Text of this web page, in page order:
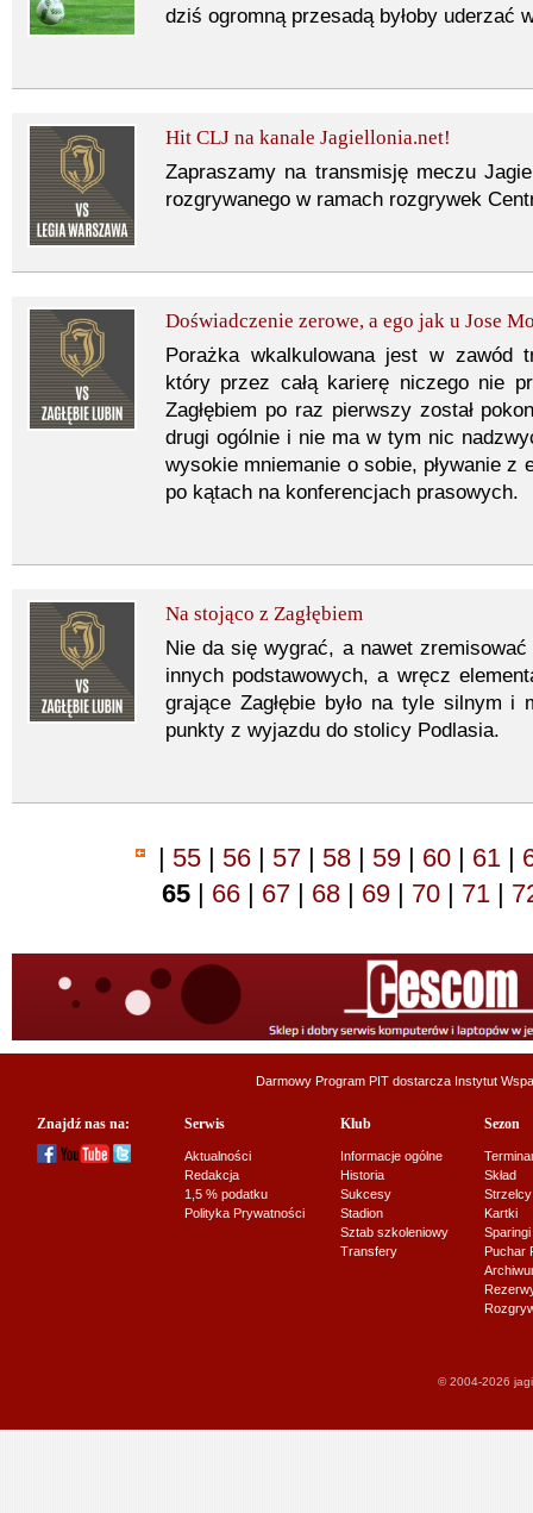
dziś ogromną przesadą byłoby uderzać
Hit CLJ na kanale Jagiellonia.net!
Zapraszamy na transmisję meczu
rozgrywanego w ramach rozgrywek
Doświadczenie zerowe, a ego jak u Jose
Porażka wkalkulowana jest w zawód
który przez całą karierę niczego nie
Zagłębiem po raz pierwszy został
drugi ogólnie i nie ma w tym nic
wysokie mniemanie o sobie, pływanie
po kątach na konferencjach prasowych.
Na stojąco z Zagłębiem
Nie da się wygrać, a nawet
innych podstawowych, a wręcz
grające Zagłębie było na tyle silnym
punkty z wyjazdu do stolicy Podlasia.
| 55 | 56 | 57 | 58 | 59 | 60 | 61 |
65 | 66 | 67 | 68 | 69 | 70 | 71 |
Darmowy Program PIT dostarcza Instytut
Znajdź nas na: Serwis
Aktualności
Redakcja
1,5 % podatku
Polityka Prywatności
Klub
Informacje ogólne
Historia
Sukcesy
Stadion
Sztab szkoleniowy
Transfery
Sezon
Skład
Strzelcy
Kartki
Sparingi
Puchar
© 2004-2026